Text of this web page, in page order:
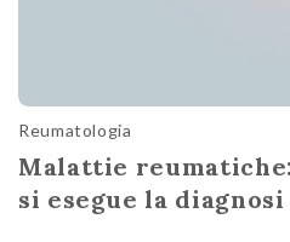
Reumatologia
Malattie reumatiche:
si esegue la diagnosi